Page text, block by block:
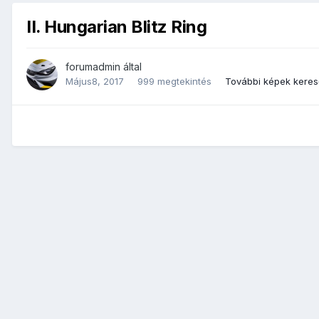
II. Hungarian Blitz Ring
forumadmin által
Május8, 2017 999 megtekintés További képek